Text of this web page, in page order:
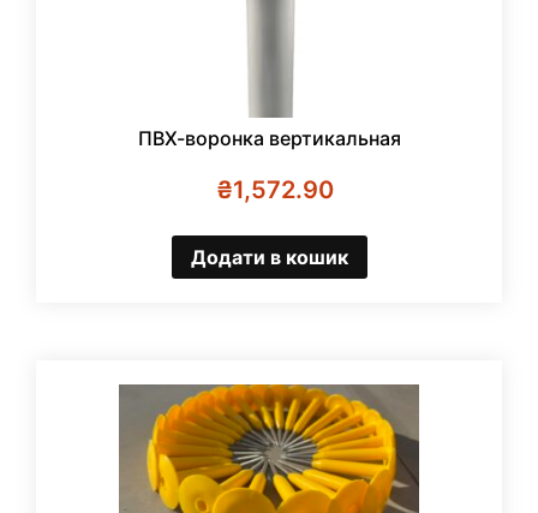
ПВХ-воронка вертикальная
₴1,572.90
Додати в кошик